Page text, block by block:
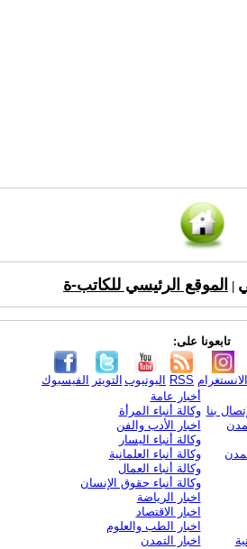
الموقع الرئيسي للكاتب-ة
تابعونا على:
الفيسبوك التويتر اليوتيوب RSS الانستغرام
بنا
أخبار عامة
وكالة أنباء المرأة
اخبار الأدب والفن
وكالة أنباء اليسار
وكالة أنباء العلمانية
وكالة أنباء العمال
وكالة أنباء حقوق الإنسان
اخبار الرياضة
اخبار الاقتصاد
اخبار الطب والعلوم
اخبار التمدن